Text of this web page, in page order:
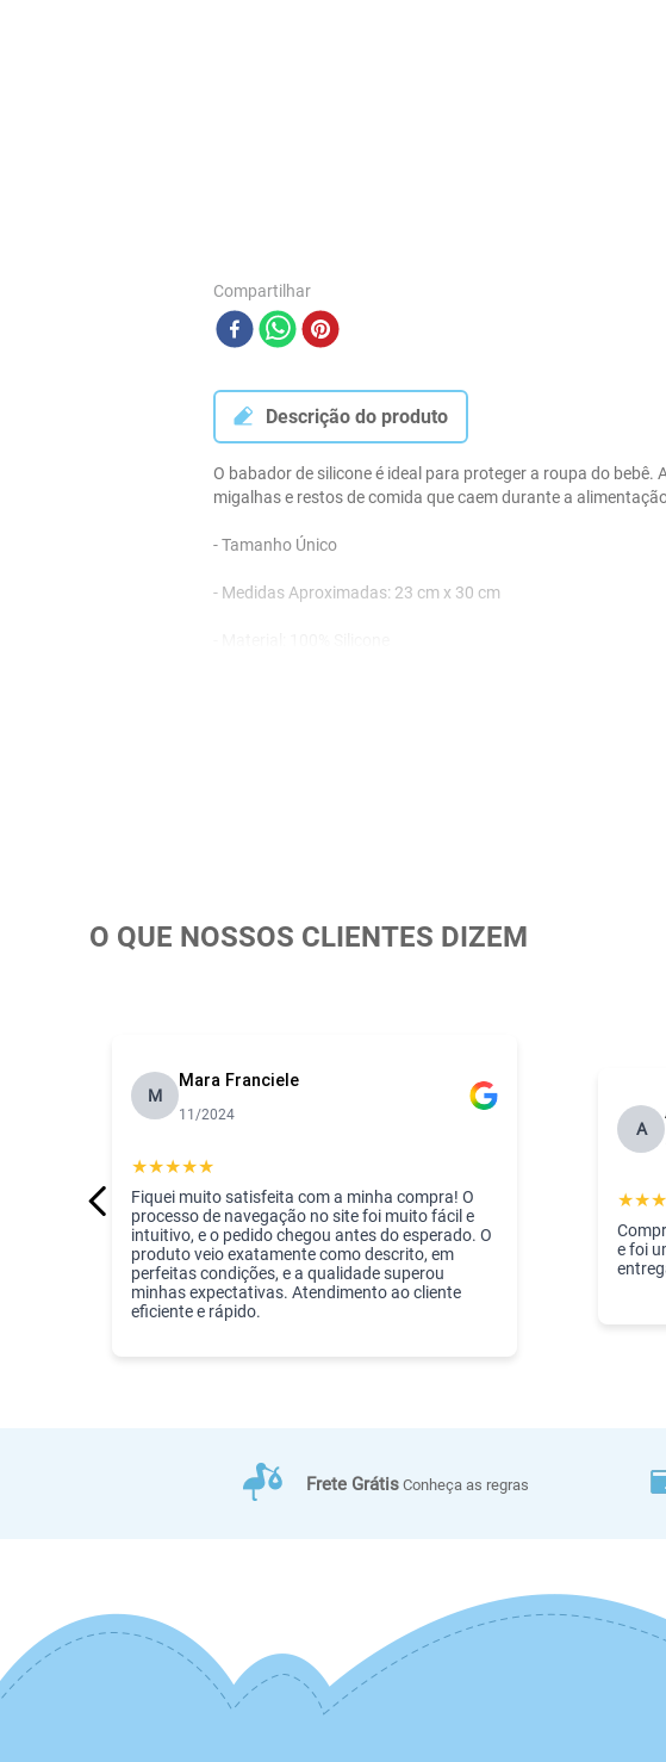
Compartilhar
Descrição do produto
O babador de silicone é ideal para proteger a roupa do
migalhas e restos de comida que caem durante a
- Tamanho Único
- Medidas Aproximadas: 23 cm x 30 cm
O QUE NOSSOS CLIENTES DIZEM
M
Mara Franciele
11/2024
★★★★★
Fiquei muito satisfeita com a minha compra! O
processo de navegação no site foi muito fácil e
intuitivo, e o pedido chegou antes do esperado. O
produto veio exatamente como descrito, em
perfeitas condições, e a qualidade superou
minhas expectativas. Atendimento ao cliente
eficiente e rápido.
A
★★★
e foi
Frete Grátis Conheça as regras